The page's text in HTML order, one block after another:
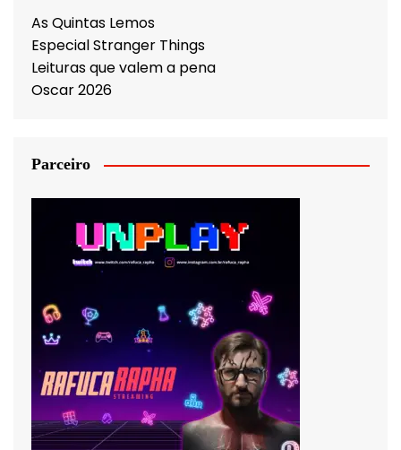
As Quintas Lemos
Especial Stranger Things
Leituras que valem a pena
Oscar 2026
Parceiro